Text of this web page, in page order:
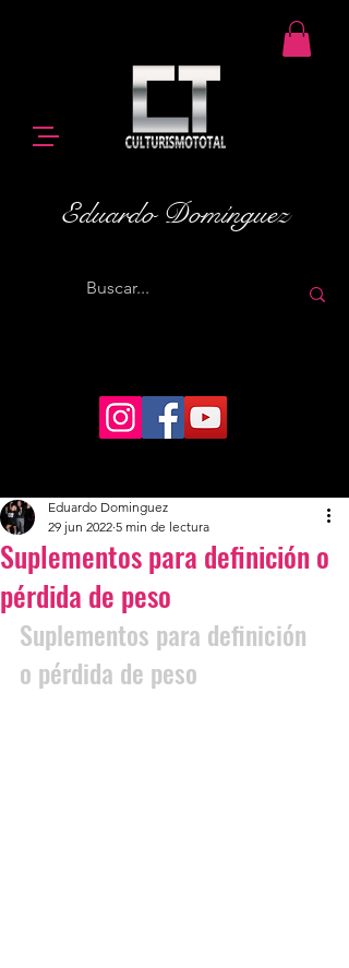
Eduardo Domínguez
Suplementos para definición o
pérdida de peso
Eduardo Dominguez
29 jun 2022 5 min de lectura
Suplementos para definición
o pérdida de peso